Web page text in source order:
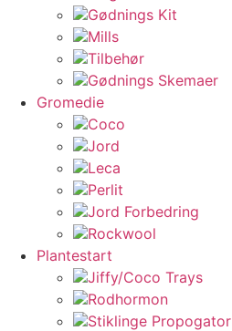
Gødnings Kit
Mills
Tilbehør
Gødnings Skemaer
Gromedie
Coco
Jord
Leca
Perlit
Jord Forbedring
Rockwool
Plantestart
Jiffy/Coco Trays
Rodhormon
Stiklinge Propogator